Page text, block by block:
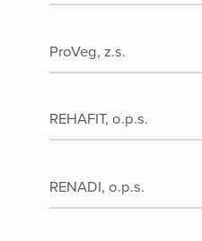
ProVeg, z.s.
REHAFIT, o.p.s.
RENADI, o.p.s.